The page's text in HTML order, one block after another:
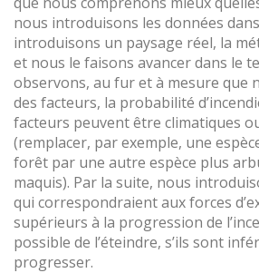
nous introduisons les données
introduisons un paysage réel, la
et nous le faisons avancer dans le
observons, au fur et à mesure que
des facteurs, la probabilité
facteurs peuvent être climatiques
(remplacer, par exemple, une
forêt par une autre espèce plus
maquis). Par la suite, nous
qui correspondraient aux forces
supérieurs à la progression de
possible de l’éteindre, s’ils sont
progresser.